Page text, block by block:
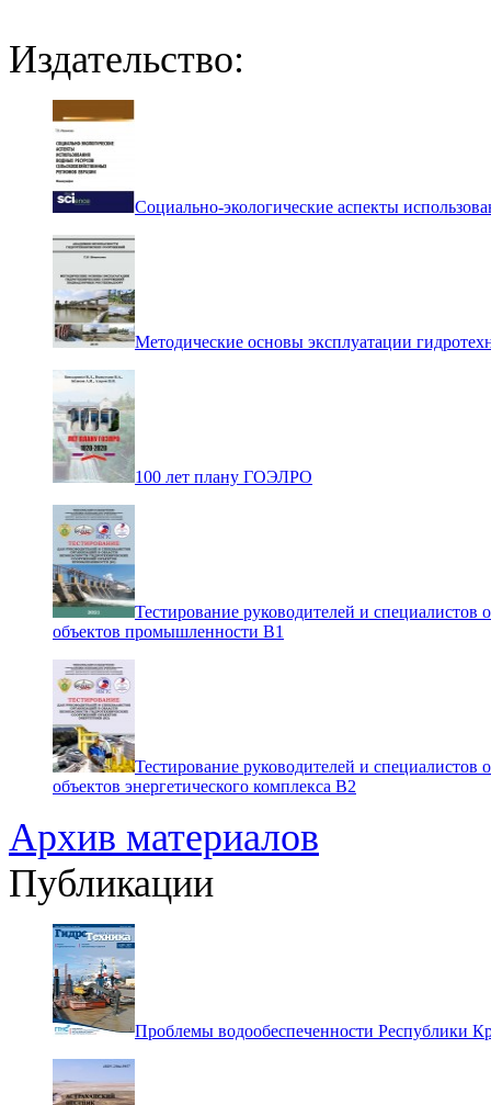
Издательство:
Социально-экологические аспекты
Методические основы эксплуатации
100 лет плану ГОЭЛРО
Тестирование руководителей и специалистов
объектов промышленности В1
Тестирование руководителей и специалистов
объектов энергетического комплекса В2
Архив материалов
Публикации
Проблемы водообеспеченности Республики